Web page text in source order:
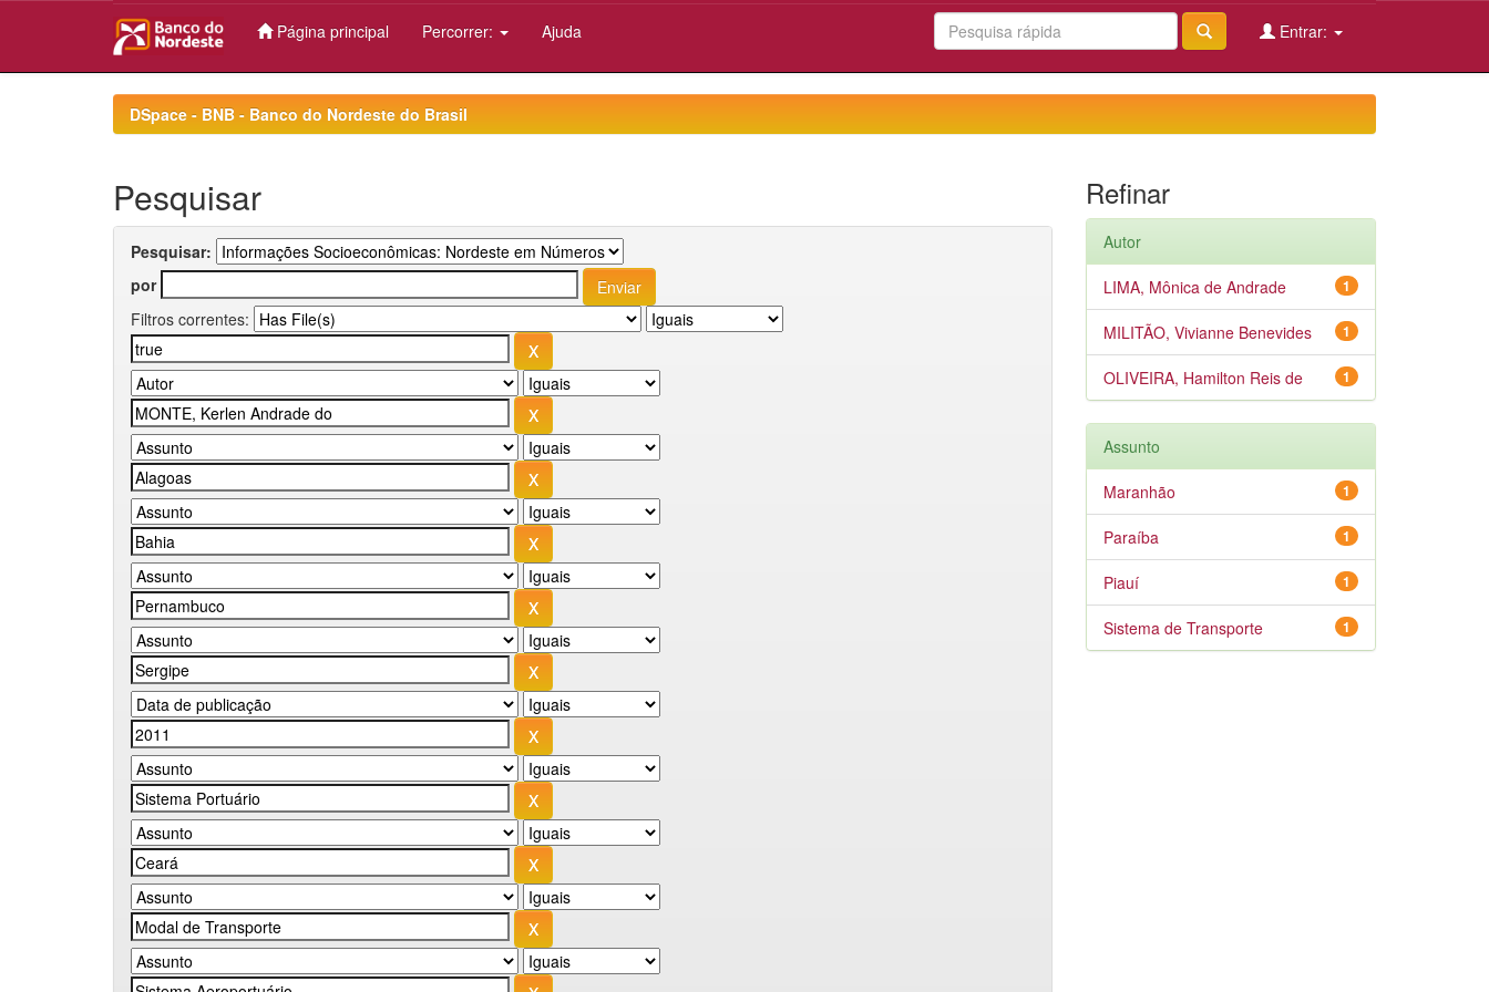
Página principal Percorrer: Ajuda Entrar:
DSpace - BNB - Banco do Nordeste do Brasil
Pesquisar
Pesquisar:
por
Filtros correntes:
Refinar
Autor
1
LIMA, Mônica de Andrade
1
MILITÃO, Vivianne Benevides
1
OLIVEIRA, Hamilton Reis de
Assunto
1
Maranhão
1
Paraíba
1
Piauí
1
Sistema de Transporte